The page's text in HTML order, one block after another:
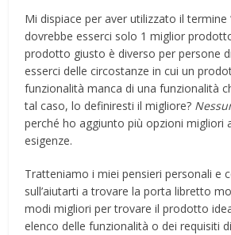
Mi dispiace per aver utilizzato il termine
dovrebbe esserci solo 1 miglior
prodotto giusto è diverso per persone
esserci delle circostanze in cui un
funzionalità manca di una funzionalità
tal caso, lo definiresti il ​​migliore?
perché ho aggiunto più opzioni migliori
esigenze.
Tratteniamo i miei pensieri personali e
sull’aiutarti a trovare la porta libretto
modi migliori per trovare il prodotto
elenco delle funzionalità o dei requisiti